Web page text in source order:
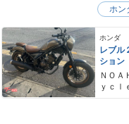
ホンダ
レブ
ション
ＮＯ
ｙｃ
ホン